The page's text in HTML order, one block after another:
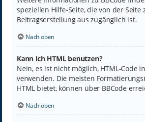
speziellen Hilfe-Seite, die von der Seite
Beitragserstellung aus zugänglich ist.
Nach oben
Kann ich HTML benutzen?
Nein, es ist nicht möglich, HTML-Code
verwenden. Die meisten
HTML bietet, können über BBCode
Nach oben